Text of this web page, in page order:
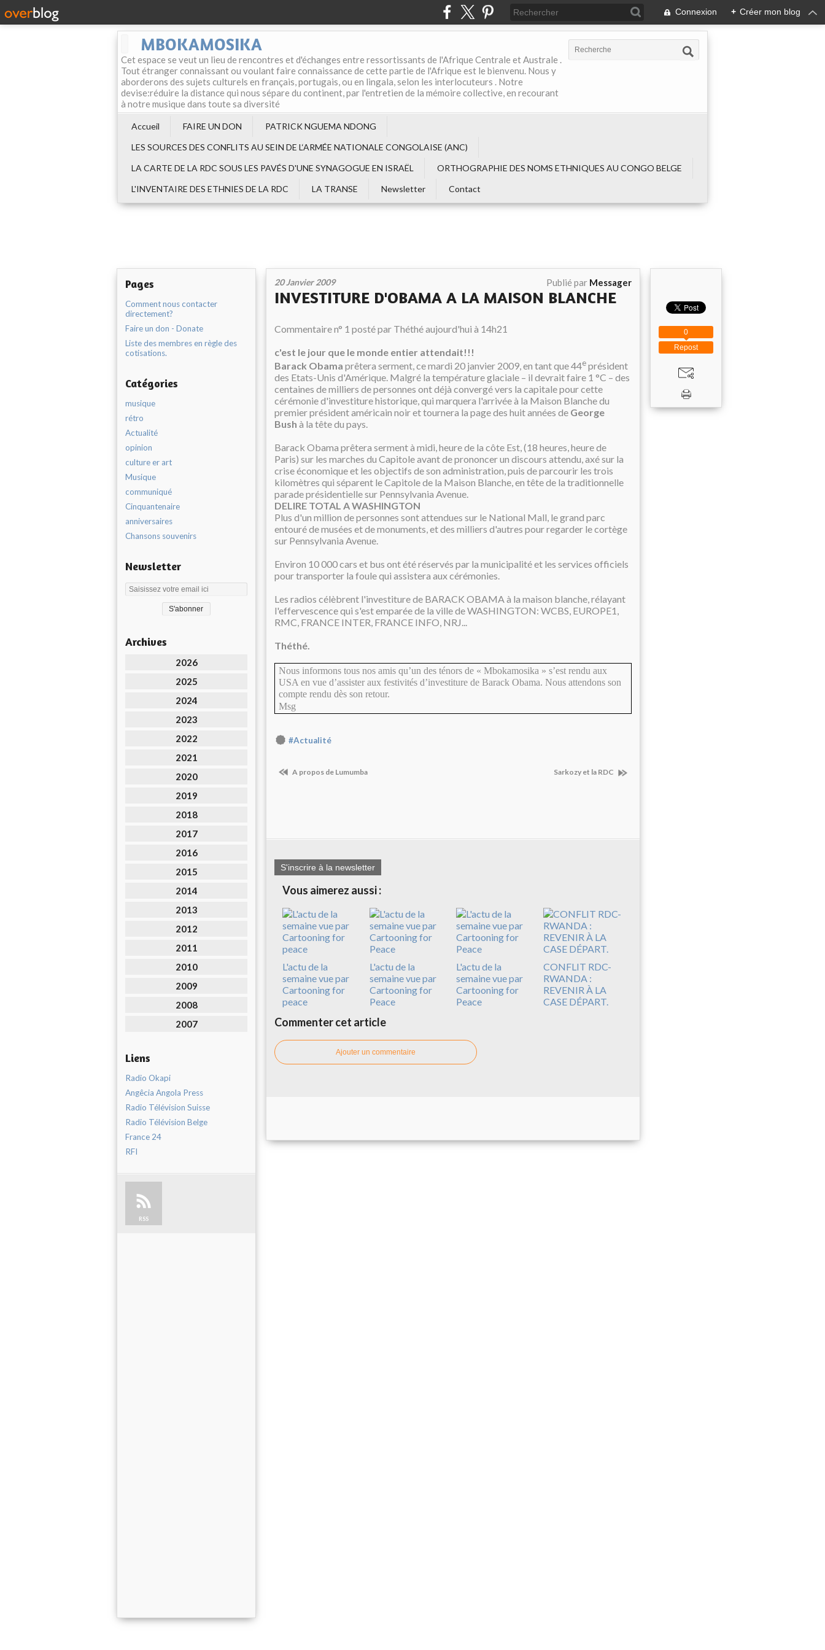
Connexion + Créer mon blog
MBOKAMOSIKA
Cet espace se veut un lieu de rencontres et d'échanges entre ressortissants de l'Afrique Centrale et Australe .
Tout étranger connaissant ou voulant faire connaissance de cette partie de l'Afrique est le bienvenu. Nous y
aborderons des sujets culturels en français, portugais, ou en lingala, selon les interlocuteurs . Notre
devise:réduire la distance qui nous sépare du continent, par l'entretien de la mémoire collective, en recourant
à notre musique dans toute sa diversité
Accueil FAIRE UN DON
PATRICK NGUEMA NDONG
LES SOURCES DES CONFLITS AU SEIN DE L‘ARMÉE NATIONALE CONGOLAISE (ANC)
LA CARTE DE LA RDC SOUS LES PAVÉS D'UNE SYNAGOGUE EN ISRAËL
ORTHOGRAPHIE DES NOMS ETHNIQUES AU CONGO BELGE
L'INVENTAIRE DES ETHNIES DE LA RDC
LA TRANSE Newsletter Contact
Pages
Comment nous contacter
directement?
Faire un don - Donate
Liste des membres en règle des
cotisations.
Catégories
musique
rétro
Actualité
opinion
culture er art
Musique
communiqué
Cinquantenaire
anniversaires
Chansons souvenirs
Newsletter
Archives
2026
2025
2024
2023
2022
2021
2020
2019
2018
2017
2016
2015
2014
2013
2012
2011
2010
2009
2008
2007
Liens
Radio Okapi
Angêcia Angola Press
Radio Télévision Suisse
Radio Télévision Belge
France 24
RFI
RSS
20 Janvier 2009 Publié par Messager
INVESTITURE D'OBAMA A LA MAISON BLANCHE
Commentaire n° 1 posté par Théthé aujourd'hui à 14h21
c'est le jour que le monde entier attendait!!!
Barack Obama prêtera serment, ce mardi 20 janvier 2009, en tant que 44eprésident
des Etats-Unis d'Amérique. Malgré la température glaciale – il devrait faire 1 °C – des
centaines de milliers de personnes ont déjà convergé vers la capitale pour cette
cérémonie d'investiture historique, qui marquera l'arrivée à la Maison Blanche du
premier président américain noir et tournera la page des huit années de George
Bush à la tête du pays.
Barack Obama prêtera serment à midi, heure de la côte Est, (18 heures, heure de
Paris) sur les marches du Capitole avant de prononcer un discours attendu, axé sur la
crise économique et les objectifs de son administration, puis de parcourir les trois
kilomètres qui séparent le Capitole de la Maison Blanche, en tête de la traditionnelle
parade présidentielle sur Pennsylvania Avenue.
DELIRE TOTAL A WASHINGTON
Plus d'un million de personnes sont attendues sur le National Mall, le grand parc
entouré de musées et de monuments, et des milliers d'autres pour regarder le cortège
sur Pennsylvania Avenue.
Environ 10 000 cars et bus ont été réservés par la municipalité et les services officiels
pour transporter la foule qui assistera aux cérémonies.
Les radios célèbrent l'investiture de BARACK OBAMA à la maison blanche, rélayant
l'effervescence qui s'est emparée de la ville de WASHINGTON: WCBS, EUROPE1,
RMC, FRANCE INTER, FRANCE INFO, NRJ...
Théthé.
Nous informons tous nos amis qu’un des ténors de « Mbokamosika » s’est rendu aux
USA en vue d’assister aux festivités d’investiture de Barack Obama. Nous attendons son
compte rendu dès son retour.
Msg
#Actualité
A propos de Lumumba Sarkozy et la RDC
S'inscrire à la newsletter
Vous aimerez aussi :
L'actu de la
semaine vue par
Cartooning for
peace
L'actu de la
semaine vue par
Cartooning for
Peace
L'actu de la
semaine vue par
Cartooning for
Peace
CONFLIT RDC-
RWANDA :
REVENIR À LA
CASE DÉPART.
Commenter cet article
Ajouter un commentaire
Repost
0